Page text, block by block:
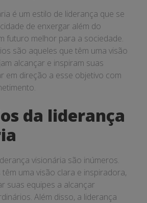
é um estilo de liderança que se
de enxergar além do
futuro melhor para a sociedade.
são aqueles que têm uma visão
alcançar e inspiram suas
em direção a esse objetivo com
da liderança
visionária são inúmeros.
uma visão clara e inspiradora,
suas equipes a alcançar
Além disso, a liderança